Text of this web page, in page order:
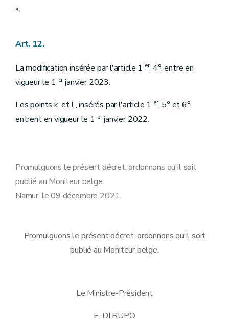
».
Art. 12.
La modification insérée par l'article 1 er, 4°, entre en
vigueur le 1 erjanvier 2023.
Les points k. et l., insérés par l'article 1 er, 5° et 6°,
entrent en vigueur le 1 erjanvier 2022.
Promulguons le présent décret, ordonnons qu'il soit
publié au Moniteur belge.
Namur, le 09 décembre 2021.
Promulguons le présent décret, ordonnons qu'il soit
publié au Moniteur belge.
Le Ministre-Président
E. DI RUPO